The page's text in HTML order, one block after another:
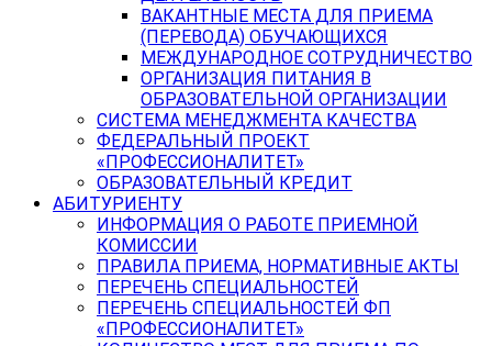
ВАКАНТНЫЕ МЕСТА ДЛЯ ПРИЕМА
(ПЕРЕВОДА) ОБУЧАЮЩИХСЯ
МЕЖДУНАРОДНОЕ СОТРУДНИЧЕСТВО
ОРГАНИЗАЦИЯ ПИТАНИЯ В
ОБРАЗОВАТЕЛЬНОЙ ОРГАНИЗАЦИИ
СИСТЕМА МЕНЕДЖМЕНТА КАЧЕСТВА
ФЕДЕРАЛЬНЫЙ ПРОЕКТ
«ПРОФЕССИОНАЛИТЕТ»
ОБРАЗОВАТЕЛЬНЫЙ КРЕДИТ
АБИТУРИЕНТУ
ИНФОРМАЦИЯ О РАБОТЕ ПРИЕМНОЙ
КОМИССИИ
ПРАВИЛА ПРИЕМА, НОРМАТИВНЫЕ АКТЫ
ПЕРЕЧЕНЬ СПЕЦИАЛЬНОСТЕЙ
ПЕРЕЧЕНЬ СПЕЦИАЛЬНОСТЕЙ ФП
«ПРОФЕССИОНАЛИТЕТ»